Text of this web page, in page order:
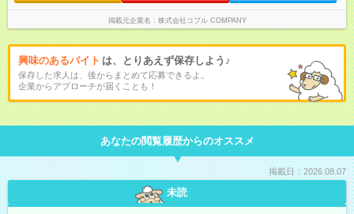
掲載元企業名 株式会社コブル COMPANY
興味のあるバイト は、とりあえず保存しよう♪
保存した求人は、後からまとめて応募できるよ。
企業からアプローチが届くことも！
あなたの閲覧履歴からのオススメ
掲載日：2026.08.07
未読